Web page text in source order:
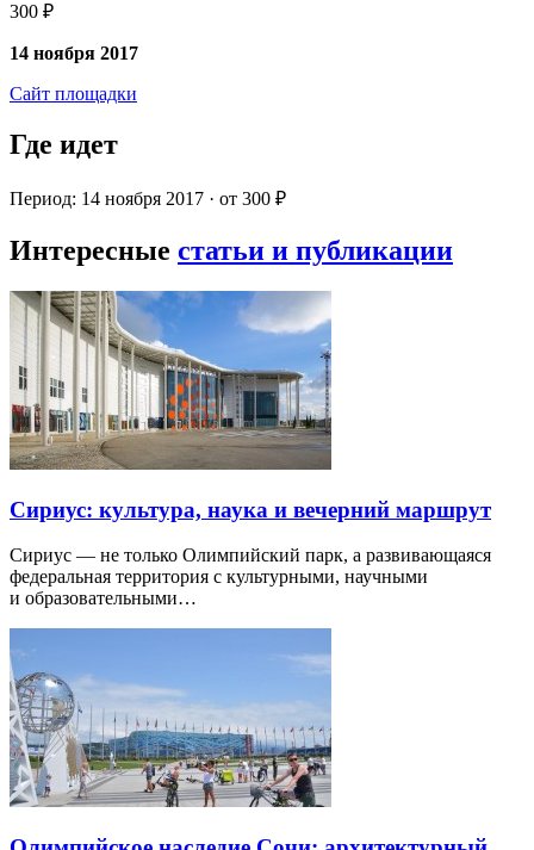
300 ₽
14 ноября 2017
Сайт площадки
Где идет
Период: 14 ноября 2017 · от 300 ₽
Интересные статьи и публикации
Сириус: культура, наука и вечерний маршрут
Сириус — не только Олимпийский парк, а развивающаяся
федеральная территория с культурными, научными
и образовательными…